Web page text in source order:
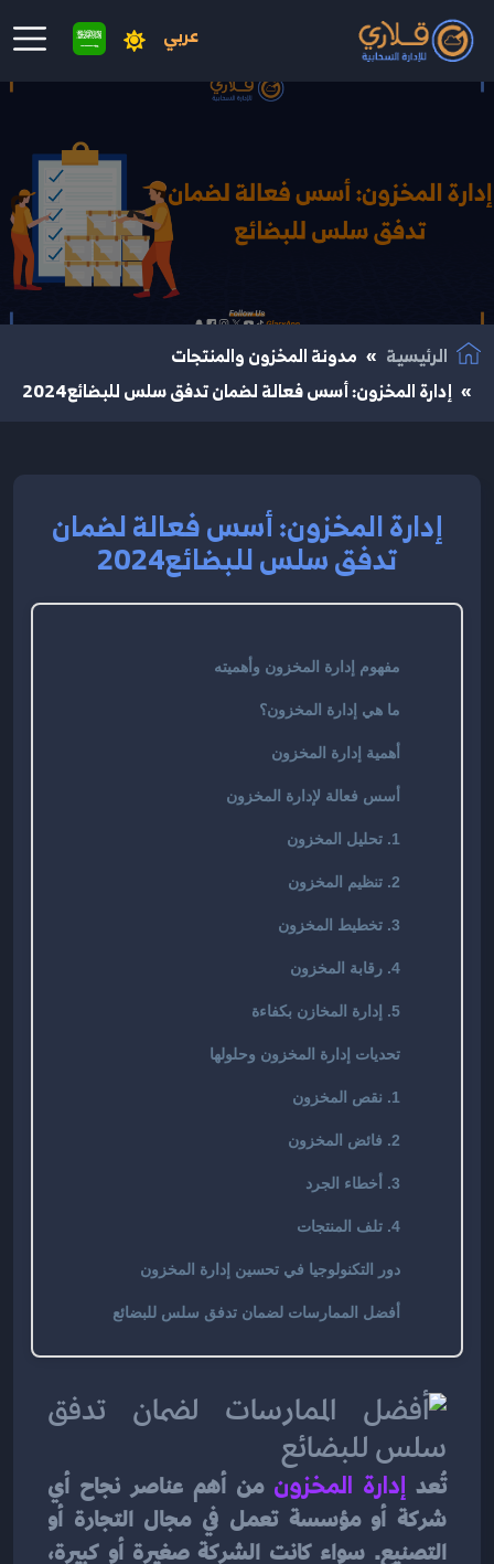
عربي
انتقال إلى المحتوى الرئيسي
الرئيسية
مدونة المخزون والمنتجات
إدارة المخزون: أسس فعالة لضمان تدفق سلس للبضائع2024
إدارة المخزون: أسس فعالة لضمان
تدفق سلس للبضائع2024
مفهوم إدارة المخزون وأهميته
ما هي إدارة المخزون؟
أهمية إدارة المخزون
أسس فعالة لإدارة المخزون
1. تحليل المخزون
2. تنظيم المخزون
3. تخطيط المخزون
4. رقابة المخزون
5. إدارة المخازن بكفاءة
تحديات إدارة المخزون وحلولها
1. نقص المخزون
2. فائض المخزون
3. أخطاء الجرد
4. تلف المنتجات
دور التكنولوجيا في تحسين إدارة المخزون
أفضل الممارسات لضمان تدفق سلس للبضائع
تُعد إدارة المخزون